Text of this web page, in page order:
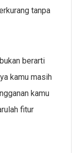
tanpa
berarti
kamu masih
kamu
fitur